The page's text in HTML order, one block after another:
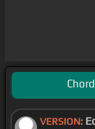
VERSION: